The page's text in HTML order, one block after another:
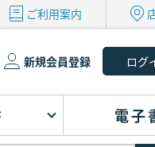
ご利用案内
新規会員登録
電子